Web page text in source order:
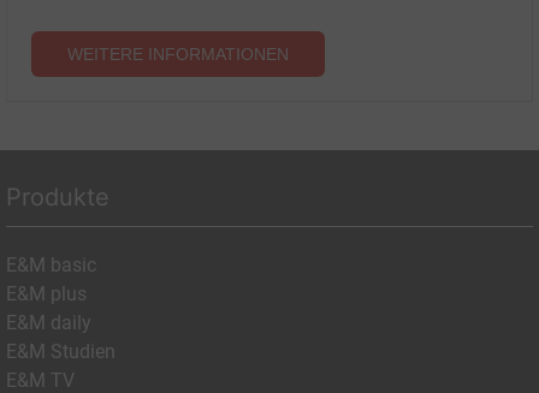
WEITERE INFORMATIONEN
Produkte
E&M basic
E&M plus
E&M daily
E&M Studien
E&M TV